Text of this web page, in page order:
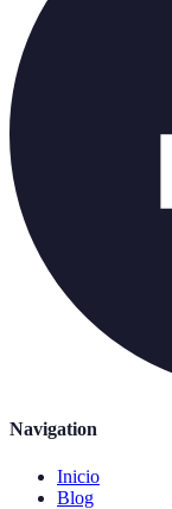
Navigation
Inicio
Blog